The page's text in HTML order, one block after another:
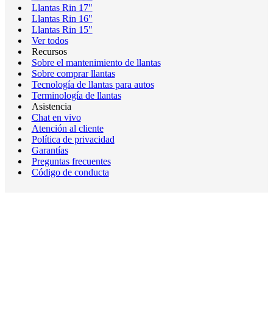
Llantas Rin 17"
Llantas Rin 16"
Llantas Rin 15"
Ver todos
Recursos
Sobre el mantenimiento de llantas
Sobre comprar llantas
Tecnología de llantas para autos
Terminología de llantas
Asistencia
Chat en vivo
Atención al cliente
Política de privacidad
Garantías
Preguntas frecuentes
Código de conducta